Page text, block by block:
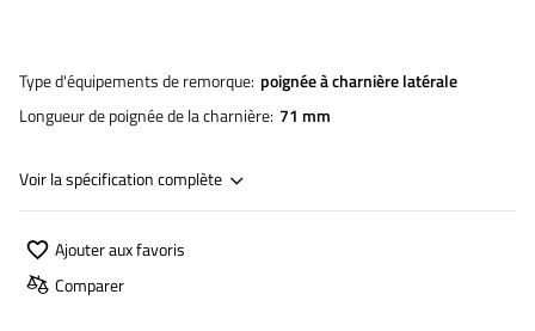
Type d'équipements de remorque poignée à charnière latérale
Longueur de poignée de la charnière 71 mm
Voir la spécification complète
Ajouter aux favoris
Comparer